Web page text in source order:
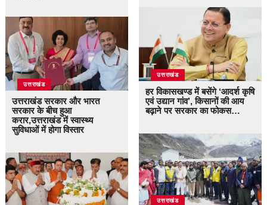
उत्तराखंड
उत्तराखंड सरकार और भारत
सरकार के बीच हुआ
करार,उत्तराखंड में स्वास्थ्य
सुविधाओं में होगा विस्तार
उत्तराखंड
हर विकासखण्ड में बसेंगे ‘आदर्श कृषि
एवं उद्यान गांव’, किसानों की आय
बढ़ाने पर सरकार का फोकस…
उत्तराखंड